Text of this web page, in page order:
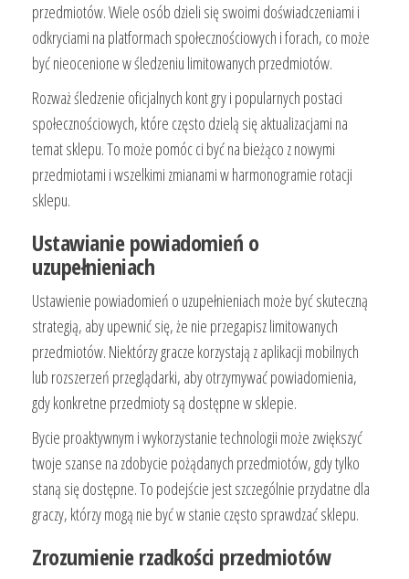
przedmiotów. Wiele osób dzieli się swoimi doświadczeniami i
odkryciami na platformach społecznościowych i forach, co może
być nieocenione w śledzeniu limitowanych przedmiotów.
Rozważ śledzenie oficjalnych kont gry i popularnych postaci
społecznościowych, które często dzielą się aktualizacjami na
temat sklepu. To może pomóc ci być na bieżąco z nowymi
przedmiotami i wszelkimi zmianami w harmonogramie rotacji
sklepu.
Ustawianie powiadomień o
uzupełnieniach
Ustawienie powiadomień o uzupełnieniach może być skuteczną
strategią, aby upewnić się, że nie przegapisz limitowanych
przedmiotów. Niektórzy gracze korzystają z aplikacji mobilnych
lub rozszerzeń przeglądarki, aby otrzymywać powiadomienia,
gdy konkretne przedmioty są dostępne w sklepie.
Bycie proaktywnym i wykorzystanie technologii może zwiększyć
twoje szanse na zdobycie pożądanych przedmiotów, gdy tylko
staną się dostępne. To podejście jest szczególnie przydatne dla
graczy, którzy mogą nie być w stanie często sprawdzać sklepu.
Zrozumienie rzadkości przedmiotów